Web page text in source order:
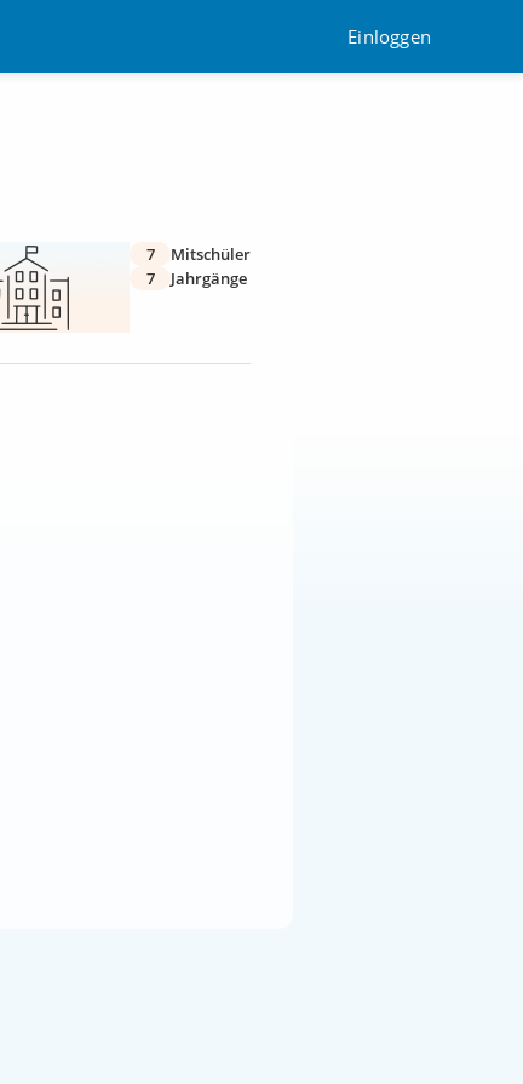
Einloggen
7
Mitschüler
7
Jahrgänge